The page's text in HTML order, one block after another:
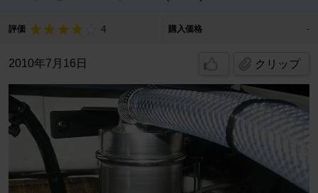
評価 4 購入価格 -
2010年7月16日 クリップ